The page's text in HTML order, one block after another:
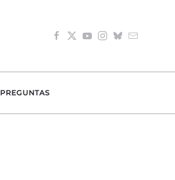
PREGUNTAS